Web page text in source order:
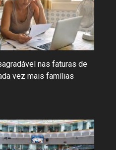
nas faturas de
vez mais famílias